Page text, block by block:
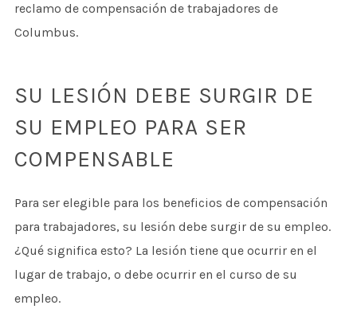
reclamo de compensación de trabajadores de
Columbus.
SU LESIÓN DEBE SURGIR DE
SU EMPLEO PARA SER
COMPENSABLE
Para ser elegible para los beneficios de compensación
para trabajadores, su lesión debe surgir de su empleo.
¿Qué significa esto? La lesión tiene que ocurrir en el
lugar de trabajo, o debe ocurrir en el curso de su
empleo.